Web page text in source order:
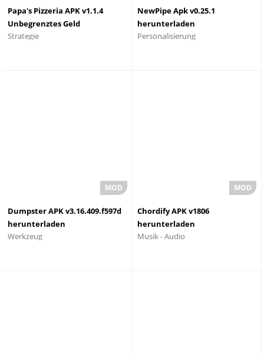
Papa's Pizzeria APK v1.1.4
Unbegrenztes Geld
Strategie
NewPipe Apk v0.25.1
herunterladen
Personalisierung
Dumpster APK v3.16.409.f597d
herunterladen
Werkzeug
Chordify APK v1806
herunterladen
Musik - Audio